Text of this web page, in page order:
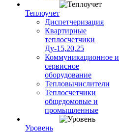
Теплоучет
Диспетчеризация
Квартирные
теплосчетчики
Ду-15,20,25
Коммуникационное и
сервисное
оборудование
Тепловычислители
Теплосчетчики
общедомовые и
промышленные
Уровень